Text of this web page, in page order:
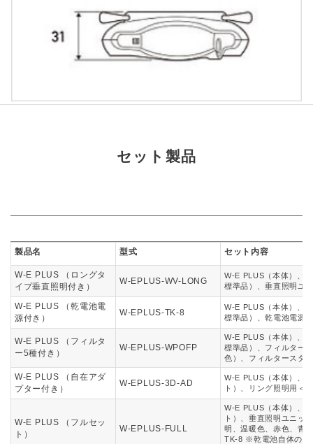
セット製品
製品名 型式 セット内容
W-E PLUS （ロングタ
イプ垂直照明付き）
W-EPLUS-WV-LONG
W-E PLUS（本体）、
標準品）、垂直照明ユ
W-E PLUS （乾電池電
源付き）
W-EPLUS-TK-8
W-E PLUS（本体）、
標準品）、乾電池電源
W-E PLUS （フィルタ
ー5種付き）
W-EPLUS-WPOFP
W-E PLUS（本体）、
標準品）、フィルター
色）、フィルタースタ
W-E PLUS （自在アダ
プター付き）
W-EPLUS-3D-AD
W-E PLUS（本体）、
ト）、リング照明用＜
W-E PLUS （フルセッ
ト）
W-EPLUS-FULL
W-E PLUS（本体）、
ト）、垂直照明ユニッ
明、温暖色、赤色、青
TK-8 ※乾電池自体の付